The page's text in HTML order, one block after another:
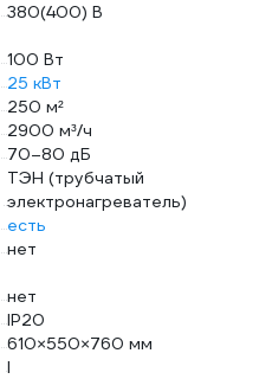
380(400) В
100 Вт
25 кВт
250 м²
2900 м³/ч
70–80 дБ
ТЭН (трубчатый
электронагреватель)
есть
нет
нет
IP20
610×550×760 мм
I